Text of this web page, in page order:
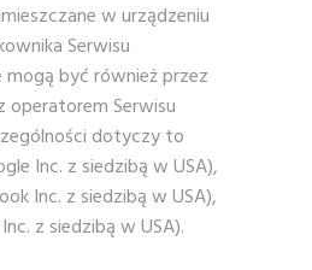
w urządzeniu
Serwisu
być również przez
operatorem Serwisu
dotyczy to
Inc. z siedzibą w USA),
Inc. z siedzibą w USA),
z siedzibą w USA).